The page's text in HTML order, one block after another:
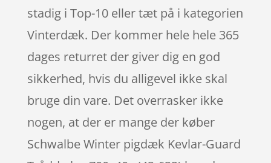
stadig i Top-10 eller tæt på i kategorien
Vinterdæk. Der kommer hele hele 365
dages returret der giver dig en god
sikkerhed, hvis du alligevel ikke skal
bruge din vare. Det overrasker ikke
nogen, at der er mange der køber
Schwalbe Winter pigdæk Kevlar-Guard